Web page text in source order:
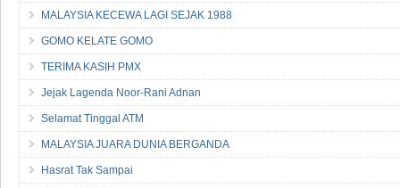
MALAYSIA KECEWA LAGI SEJAK 1988
GOMO KELATE GOMO
TERIMA KASIH PMX
Jejak Lagenda Noor-Rani Adnan
Selamat Tinggal ATM
MALAYSIA JUARA DUNIA BERGANDA
Hasrat Tak Sampai